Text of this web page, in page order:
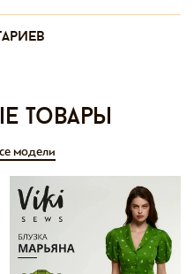
товары
модели